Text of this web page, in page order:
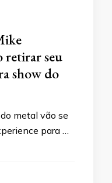
retirar seu
show do
metal vão se
para …